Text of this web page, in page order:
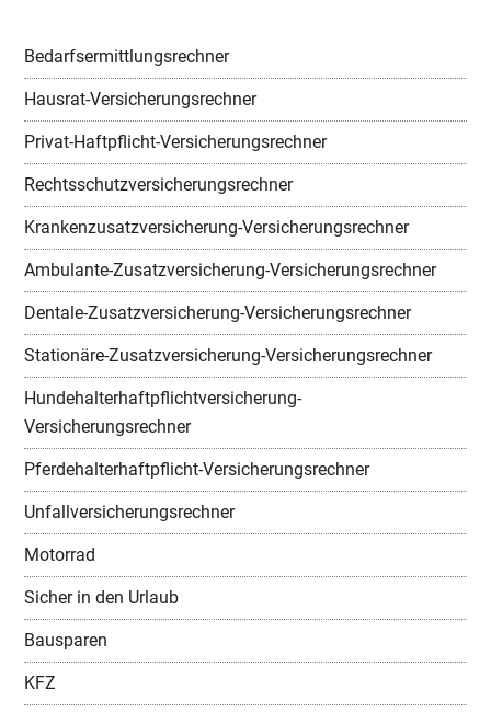
Bedarfsermittlungsrechner
Hausrat-Versicherungsrechner
Privat-Haftpflicht-Versicherungsrechner
Rechtsschutzversicherungsrechner
Krankenzusatzversicherung-Versicherungsrechner
Ambulante-Zusatzversicherung-Versicherungsrechner
Dentale-Zusatzversicherung-Versicherungsrechner
Stationäre-Zusatzversicherung-Versicherungsrechner
Hundehalterhaftpflichtversicherung-
Versicherungsrechner
Pferdehalterhaftpflicht-Versicherungsrechner
Unfallversicherungsrechner
Motorrad
Sicher in den Urlaub
Bausparen
KFZ